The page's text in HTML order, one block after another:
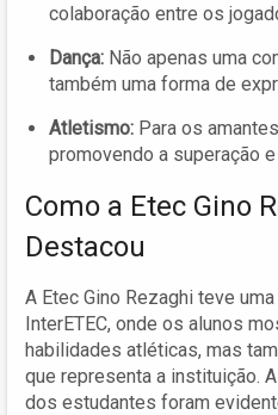
colaboração entre os
Dança: Não apenas uma
também uma forma de
Atletismo: Para os
promovendo a superação
Como a Etec Gino
Destacou
A Etec Gino Rezaghi teve
InterETEC, onde os alunos
habilidades atléticas, mas
que representa a instituição.
dos estudantes foram